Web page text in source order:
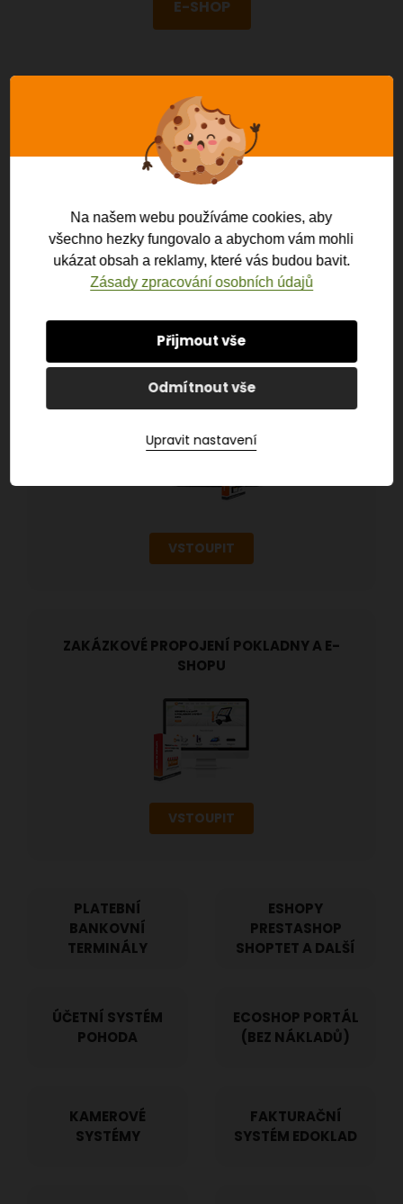
E-SHOP
NAPOJENÍ NA DALŠÍ
Pokladny AWIS je možne napojit na další systémy,
jako jsou například e-shopy, CRM a ERP systémy,
účetní systémy, platební brány a mnoho dalších
VSTOUPIT
ZAKÁZKOVÉ PROPOJENÍ POKLADNY A E-
SHOPU
VSTOUPIT
PLATEBNÍ
BANKOVNÍ
TERMINÁLY
ESHOPY
PRESTASHOP
SHOPTET A DALŠÍ
ÚČETNÍ SYSTÉM
POHODA
ECOSHOP PORTÁL
(BEZ NÁKLADŮ)
KAMEROVÉ
SYSTÉMY
FAKTURAČNÍ
SYSTÉM EDOKLAD
Na našem webu používáme cookies, aby
všechno hezky fungovalo a abychom vám mohli
ukázat obsah a reklamy, které vás budou bavit.
Zásady zpracování osobních údajů
Přijmout vše
Odmítnout vše
Upravit nastavení